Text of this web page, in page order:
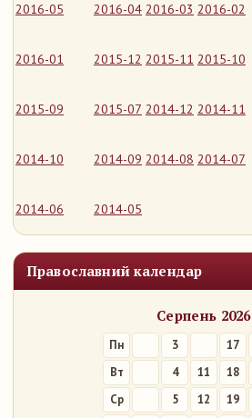
2016-05 2016-04 2016-03 2016-02
2016-01 2015-12 2015-11 2015-10
2015-09 2015-07 2014-12 2014-11
2014-10 2014-09 2014-08 2014-07
2014-06 2014-05
Православний календар
Серпень 2026
Пн 3 17
Вт
4 11 18
Ср
5 12 19